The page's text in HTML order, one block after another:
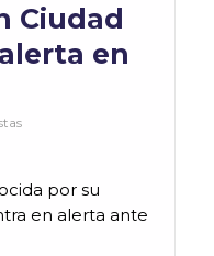
Ciudad
en
por su
en alerta ante